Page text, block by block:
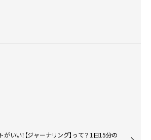
がいい！【ジャーナリング】って？1日15分の